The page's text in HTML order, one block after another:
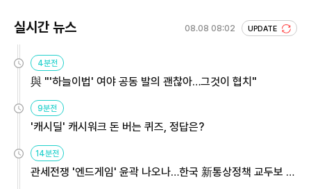
실시간 뉴스 08.08 08:02 UPDATE
4분전
與 "'하늘이법' 여야 공동 발의 괜찮아…그것이 협치"
9분전
'캐시딜' 캐시워크 돈 버는 퀴즈, 정답은?
14분전
관세전쟁 '엔드게임' 윤곽 나오나…한국 新통상정책 교두보 활